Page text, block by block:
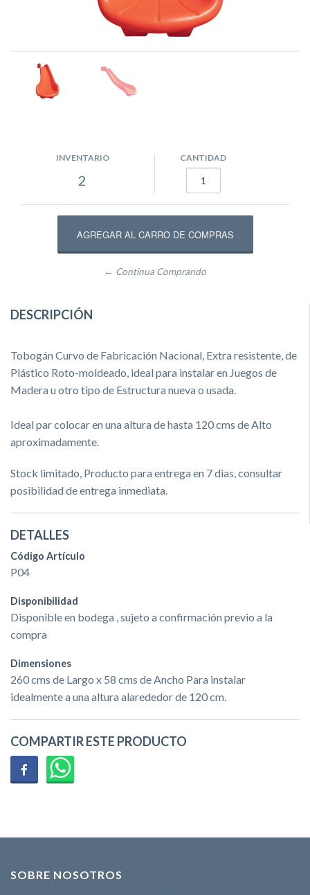
INVENTARIO
2
CANTIDAD
← Continua Comprando
DESCRIPCIÓN
Tobogán Curvo de Fabricación Nacional, Extra resistente, de
Plástico Roto-moldeado, ideal para instalar en Juegos de
Madera u otro tipo de Estructura nueva o usada.
Ideal par colocar en una altura de hasta 120 cms de Alto
aproximadamente.
Stock limitado, Producto para entrega en 7 dias, consultar
posibilidad de entrega inmediata.
DETALLES
Código Artículo
P04
Disponibilidad
Disponible en bodega , sujeto a confirmación previo a la
compra
Dimensiones
260 cms de Largo x 58 cms de Ancho Para instalar
idealmente a una altura alarededor de 120 cm.
COMPARTIR ESTE PRODUCTO
SOBRE NOSOTROS